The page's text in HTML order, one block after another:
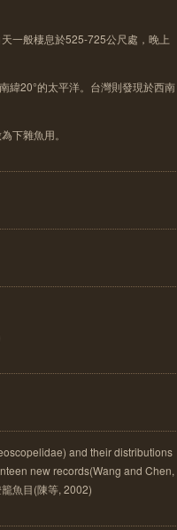
一般棲息於525-725公尺處，晚上
緯20°的太平洋。台灣則發現於西南
下雜魚用。
and their distributions
new records(Wang and Chen,
魚目(陳等, 2002)